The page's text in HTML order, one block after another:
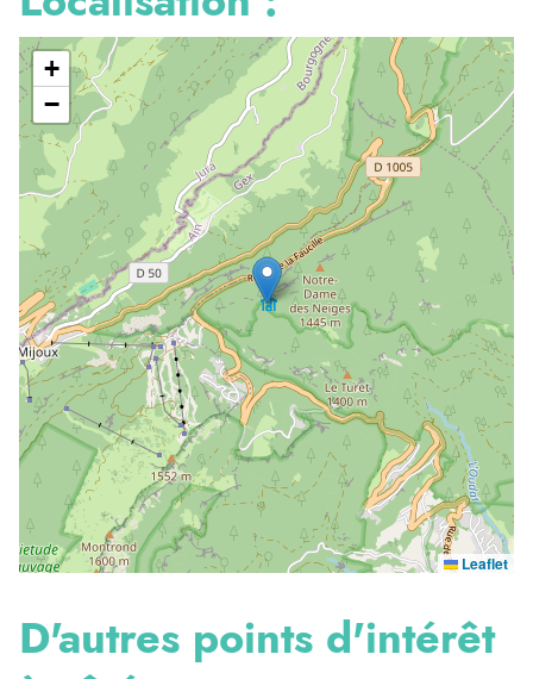
+
−
Leaflet
D'autres points d'intérêt